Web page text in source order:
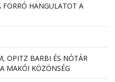
HANGULATOT A
OPITZ BARBI ÉS NÓTÁR
MAKÓI KÖZÖNSÉG